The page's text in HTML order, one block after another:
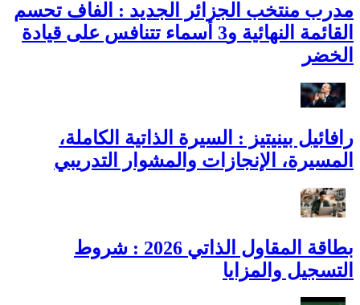
مدرب منتخب الجزائر الجديد : الفاف تحسم
القائمة النهائية و3 أسماء تتنافس على قيادة
الخضر
رافائيل بينيتيز : السيرة الذاتية الكاملة،
المسيرة، الإنجازات والمشوار التدريبي
بطاقة المقاول الذاتي 2026 : شروط
التسجيل والمزايا